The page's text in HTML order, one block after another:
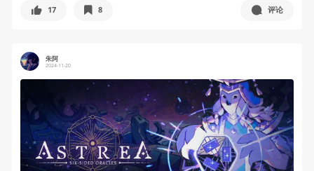
17 8 评论
朱阿
2024-11-20